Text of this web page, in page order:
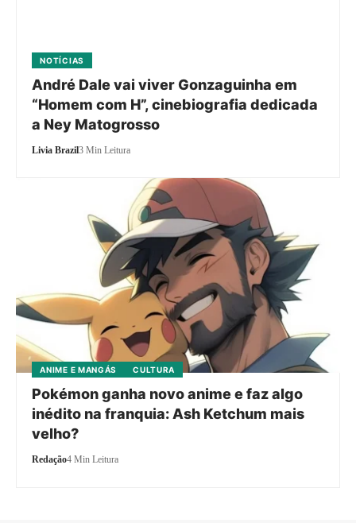
NOTÍCIAS
André Dale vai viver Gonzaguinha em
“Homem com H”, cinebiografia dedicada
a Ney Matogrosso
Livia Brazil3 Min Leitura
ANIME E MANGÁS CULTURA
Pokémon ganha novo anime e faz algo
inédito na franquia: Ash Ketchum mais
velho?
Redação4 Min Leitura